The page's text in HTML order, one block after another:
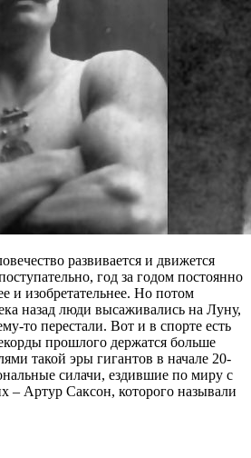
развивается и движется
год за годом постоянно
и изобретательнее. Но потом
назад люди высаживались на Луну,
то перестали. Вот и в спорте есть
прошлого держатся больше
такой эры гигантов в начале 20-
силачи, ездившие по миру с
– Артур Саксон, которого называли